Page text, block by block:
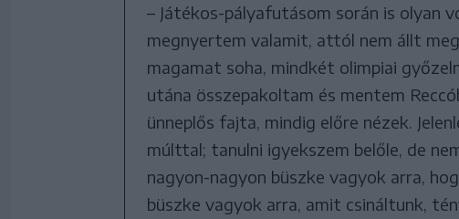
– Játékos-pályafutásom során is olyan
megnyertem valamit, attól nem állt
magamat soha, mindkét olimpiai
utána összepakoltam és mentem
ünneplős fajta, mindig előre nézek.
múlttal; tanulni igyekszem belőle, de
nagyon-nagyon büszke vagyok arra,
büszke vagyok arra, amit csináltunk,